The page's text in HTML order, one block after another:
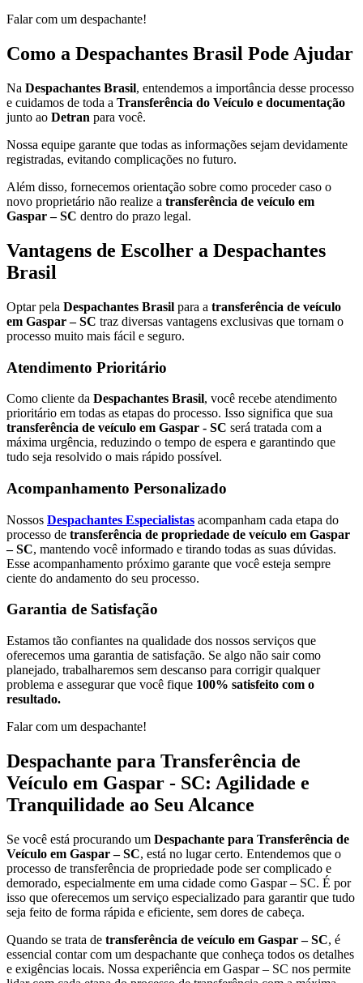
Falar com um despachante!
Como a Despachantes Brasil Pode Ajudar
Na Despachantes Brasil, entendemos a importância desse processo
e cuidamos de toda a Transferência do Veículo e documentação
junto ao Detran para você.
Nossa equipe garante que todas as informações sejam devidamente
registradas, evitando complicações no futuro.
Além disso, fornecemos orientação sobre como proceder caso o
novo proprietário não realize a transferência de veículo em
Gaspar – SC dentro do prazo legal.
Vantagens de Escolher a Despachantes
Brasil
Optar pela Despachantes Brasil para a transferência de veículo
em Gaspar – SC traz diversas vantagens exclusivas que tornam o
processo muito mais fácil e seguro.
Atendimento Prioritário
Como cliente da Despachantes Brasil, você recebe atendimento
prioritário em todas as etapas do processo. Isso significa que sua
transferência de veículo em Gaspar - SC será tratada com a
máxima urgência, reduzindo o tempo de espera e garantindo que
tudo seja resolvido o mais rápido possível.
Acompanhamento Personalizado
Nossos Despachantes Especialistas acompanham cada etapa do
processo de transferência de propriedade de veículo em Gaspar
– SC, mantendo você informado e tirando todas as suas dúvidas.
Esse acompanhamento próximo garante que você esteja sempre
ciente do andamento do seu processo.
Garantia de Satisfação
Estamos tão confiantes na qualidade dos nossos serviços que
oferecemos uma garantia de satisfação. Se algo não sair como
planejado, trabalharemos sem descanso para corrigir qualquer
problema e assegurar que você fique 100% satisfeito com o
resultado.
Falar com um despachante!
Despachante para Transferência de
Veículo em Gaspar - SC: Agilidade e
Tranquilidade ao Seu Alcance
Se você está procurando um Despachante para Transferência de
Veículo em Gaspar – SC, está no lugar certo. Entendemos que o
processo de transferência de propriedade pode ser complicado e
demorado, especialmente em uma cidade como Gaspar – SC. É por
isso que oferecemos um serviço especializado para garantir que tudo
seja feito de forma rápida e eficiente, sem dores de cabeça.
Quando se trata de transferência de veículo em Gaspar – SC, é
essencial contar com um despachante que conheça todos os detalhes
e exigências locais. Nossa experiência em Gaspar – SC nos permite